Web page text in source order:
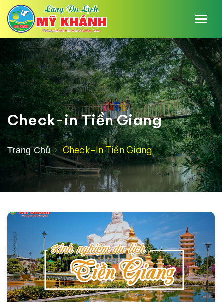
Check-in Tiền Giang
Trang Chủ Check-In Tiền Giang